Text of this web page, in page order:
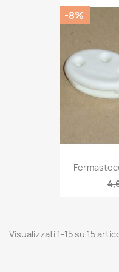
-8%
Visualizzati 1-15 su 15